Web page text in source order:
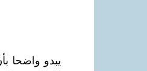
يبدو واضحا